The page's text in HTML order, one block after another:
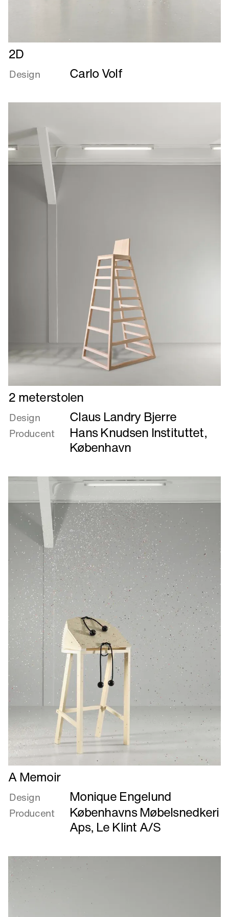
Læs
mere
om
2D
Design Carlo Volf
Læs
mere
om
2
meterstolen
2 meterstolen
Design Claus Landry Bjerre
Producent
Hans Knudsen Instituttet,
København
Læs
mere
om
A
Memoir
A Memoir
Design Monique Engelund
Producent
Københavns Møbelsnedkeri
Aps, Le Klint A/S